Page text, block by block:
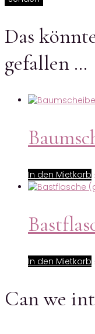
Das
gefallen …
In den Mietkorb
In den Mietkorb
Can we